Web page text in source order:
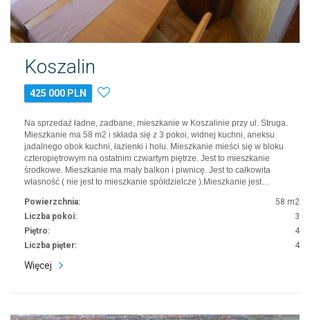
Koszalin
425 000 PLN
Na sprzedaż ładne, zadbane, mieszkanie w Koszalinie przy ul. Struga.
Mieszkanie ma 58 m2 i składa się z 3 pokoi, widnej kuchni, aneksu
jadalnego obok kuchni, łazienki i holu. Mieszkanie mieści się w bloku
czteropiętrowym na ostatnim czwartym piętrze. Jest to mieszkanie
środkowe. Mieszkanie ma mały balkon i piwnicę. Jest to całkowita
własność ( nie jest to mieszkanie spółdzielcze ).Mieszkanie jest…
Powierzchnia:
58 m2
Liczba pokoi:
3
Piętro:
4
Liczba pięter:
4
Więcej